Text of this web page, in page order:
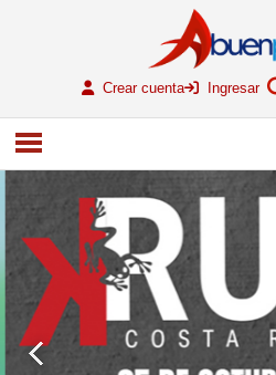
Crear cuenta Ingresar